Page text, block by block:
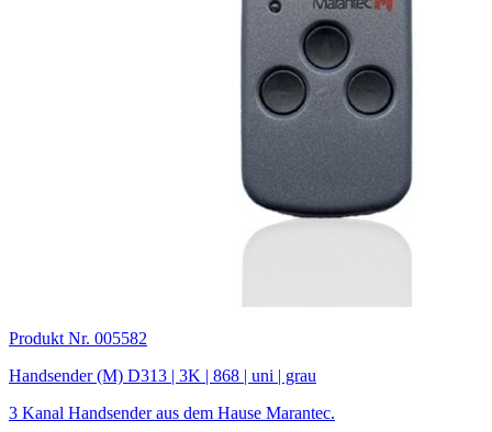
Produkt Nr. 005582
Handsender (M) D313 | 3K | 868 | uni | grau
3 Kanal Handsender aus dem Hause Marantec.